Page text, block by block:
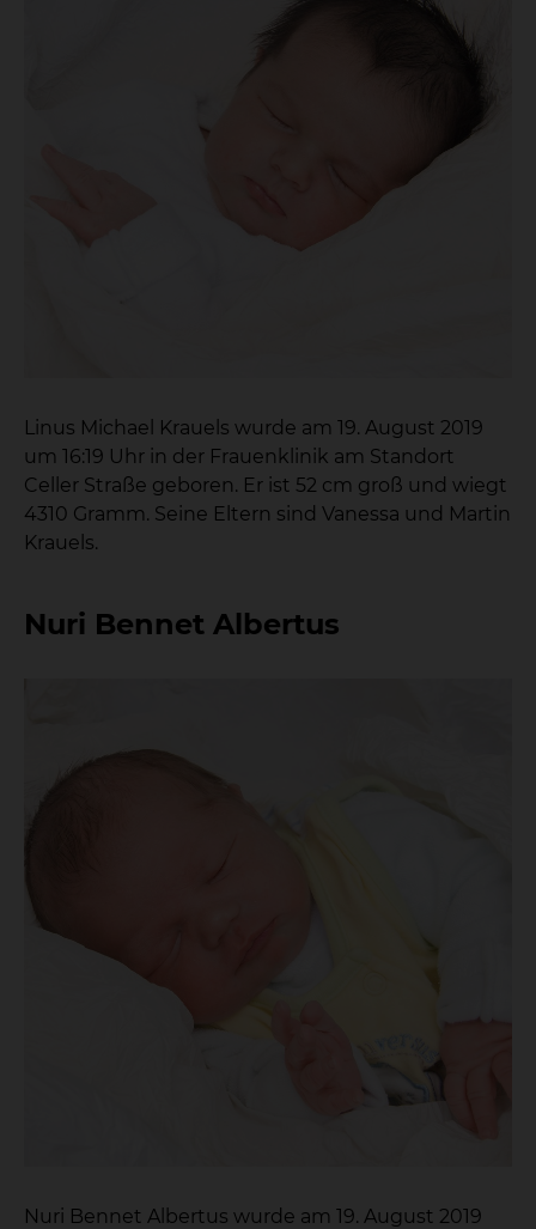
Linus Michael Krauels wurde am 19. August 2019
um 16:19 Uhr in der Frauenklinik am Standort
Celler Straße geboren. Er ist 52 cm groß und wiegt
4310 Gramm. Seine Eltern sind Vanessa und Martin
Krauels.
Nuri Bennet Albertus
Nuri Bennet Albertus wurde am 19. August 2019